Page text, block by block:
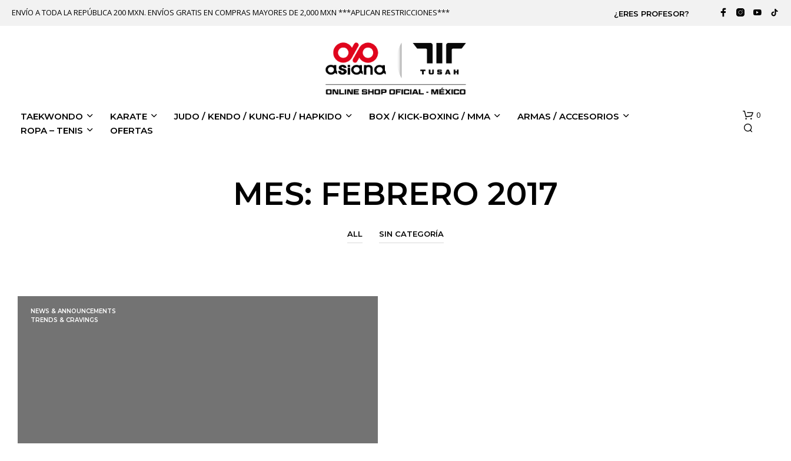
ENVÍO A TODA LA REPÚBLICA 200 MXN. ENVÍOS GRATIS EN COMPRAS MAYORES DE 2,000 MXN ***APLICAN RESTRICCIONES*** ¿ERES PROFESOR?
TAEKWONDO KARATE JUDO / KENDO / KUNG-FU / HAPKIDO BOX / KICK-BOXING / MMA
ARMAS / ACCESORIOS
ROPA – TENIS
OFERTAS
0
MES: FEBRERO 2017
ALL SIN CATEGORÍA
NEWS & ANNOUNCEMENTS
TRENDS & CRAVINGS